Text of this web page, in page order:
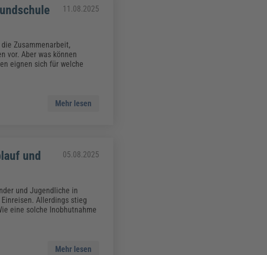
11.08.2025
Zusammenarbeit,
vor. Aber was können
eignen sich für welche
Mehr lesen
und
05.08.2025
und Jugendliche in
Allerdings stieg
eine solche Inobhutnahme
Mehr lesen